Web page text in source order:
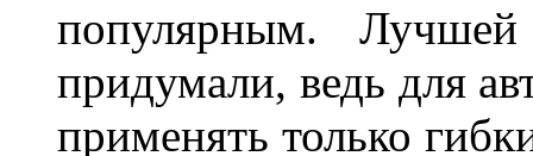
популярным.
придумали, ведь для
применять только